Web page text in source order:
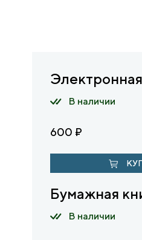
В наличии
600 ₽
Бумажная
В наличии